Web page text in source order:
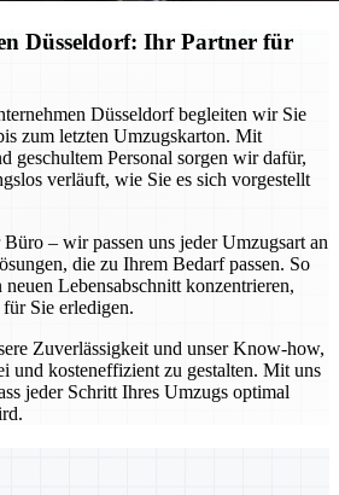
Düsseldorf: Ihr Partner für
Düsseldorf begleiten wir Sie
zum letzten Umzugskarton. Mit
geschultem Personal sorgen wir dafür,
verläuft, wie Sie es sich vorgestellt
– wir passen uns jeder Umzugsart an
die zu Ihrem Bedarf passen. So
Lebensabschnitt konzentrieren,
Sie erledigen.
Zuverlässigkeit und unser Know-how,
und kosteneffizient zu gestalten. Mit uns
jeder Schritt Ihres Umzugs optimal